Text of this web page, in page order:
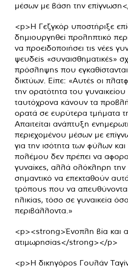
μέσων με βάση την
<p>Η Γεζγκόρ υποστήριξε
δημιουργηθεί προληπτικό
να προειδοποιήσει τις νέες
ψευδείς «συναισθηματικές»
πρόσληψης που
δικτύων. Είπε: «Αυτές οι
την ορατότητα του
ταυτόχρονα κάνουν τα
ορατά σε ευρύτερα τμήματα
Απαιτείται ανάπτυξη
περιεχομένου μέσων με
για την ισότητα των φύλων και
πολέμου δεν πρέπει να
γυναίκες, αλλά ολόκληρη την
σημαντικό να επεκταθούν
τρόπους που να
ηλικίας, τόσο σε γυναικεία
περιβάλλοντα.»
<p><strong>Ένοπλη βία και
ατιμωρησίας</strong></p>
<p>Η δικηγόρος Γουλάν Ταγίν